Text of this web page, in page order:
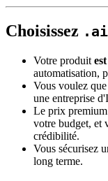
Choisissez .ai
Votre produit est
automatisation,
Vous voulez
une entreprise
Le prix premium
votre budget, et
crédibilité.
Vous sécurisez
long terme.